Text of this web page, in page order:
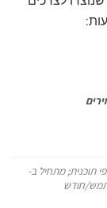
תוכנית; מתחיל ב-